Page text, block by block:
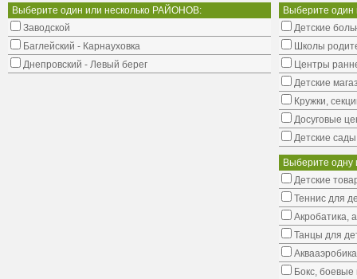
Выберите один или несколько РАЙОНОВ:
Заводской
Баглейский - Карнауховка
Днепровский - Левый берег
Выберите
Детские
Школы
Центры
Детские
Кружки,
Досуговые
Детские сады
Выберите одну
Детские
Теннис для
Акробатика,
Танцы для
Бокс, боевые